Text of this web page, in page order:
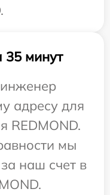
35 минут
адресу для
REDMOND.
мы
наш счет в